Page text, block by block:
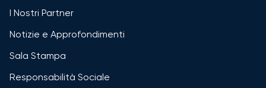
I Nostri Partner
Notizie e Approfondimenti
Sala Stampa
Responsabilità Sociale